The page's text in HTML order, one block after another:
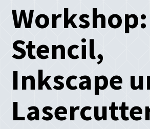
Workshop:
Stencil,
Inkscape